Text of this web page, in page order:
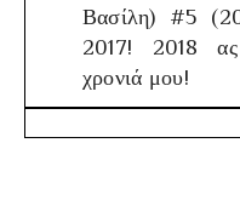
Βασίλη) #5
2017! 2018
χρονιά μου!